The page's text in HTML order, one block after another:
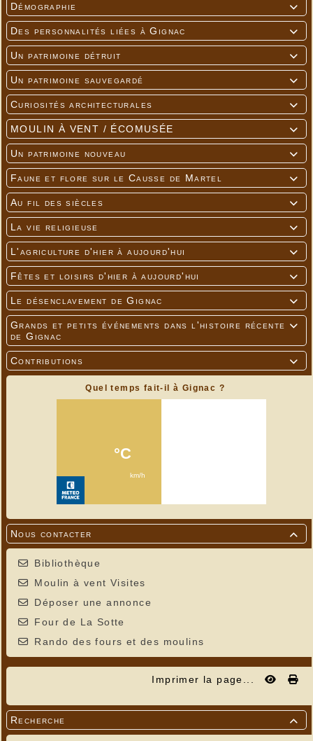

Démographie

Des personnalités liées à Gignac

Un patrimoine détruit

Un patrimoine sauvegardé

Curiosités architecturales

MOULIN À VENT / ÉCOMUSÉE

Un patrimoine nouveau

Faune et flore sur le Causse de Martel

Au fil des siècles

La vie religieuse

L'agriculture d'hier à aujourd'hui

Fêtes et loisirs d'hier à aujourd'hui

Le désenclavement de Gignac

Grands et petits événements dans l'histoire récente
de Gignac

Contributions
Quel temps fait-il à Gignac ?

Nous contacter
Bibliothèque
Moulin à vent Visites
Déposer une annonce
Four de La Sotte
Rando des fours et des moulins
Imprimer la page...

Recherche